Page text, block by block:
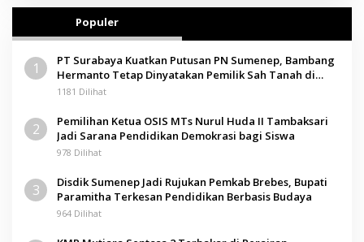
Populer
1
PT Surabaya Kuatkan Putusan PN Sumenep, Bambang
Hermanto Tetap Dinyatakan Pemilik Sah Tanah di
Pamolokan
1181 Dilihat
2
Pemilihan Ketua OSIS MTs Nurul Huda II Tambaksari
Jadi Sarana Pendidikan Demokrasi bagi Siswa
978 Dilihat
3
Disdik Sumenep Jadi Rujukan Pemkab Brebes, Bupati
Paramitha Terkesan Pendidikan Berbasis Budaya
964 Dilihat